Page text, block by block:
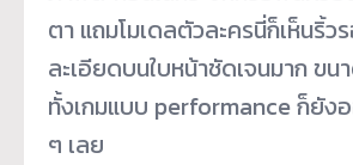
ตา แถมโมเดลตัวละครนี่ก็เห็นริ้ว
ละเอียดบนใบหน้าชัดเจนมาก ขน
ทั้งเกมแบบ performance ก็ยัง
ๆ เลย